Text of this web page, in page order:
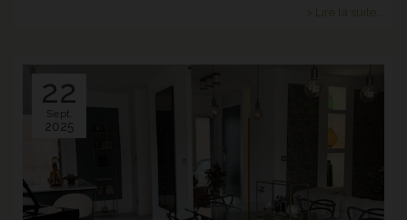
> Lire la suite...
22
Sept.
2025